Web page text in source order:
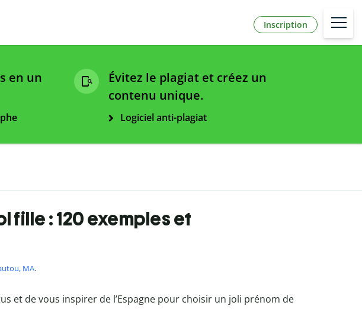
Inscription
en un
Évitez le plagiat et créez un
contenu unique.
Logiciel anti-plagiat
fille : 120 exemples et
MA.
et de vous inspirer de l’Espagne pour choisir un joli prénom de